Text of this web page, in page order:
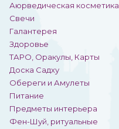
Аюрведическая косметика
Свечи
Галантерея
Здоровье
ТАРО, Оракулы, Карты
Доска Садху
Обереги и Амулеты
Питание
Предметы интерьера
Фен-Шуй, ритуальные